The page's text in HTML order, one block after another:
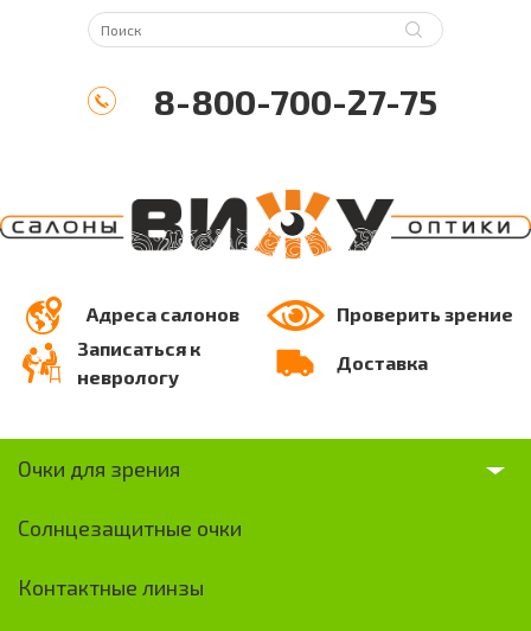
8-800-700-27-75
Адреса салонов
Проверить зрение
Записаться к
неврологу
Доставка
Очки для зрения
Солнцезащитные очки
Контактные линзы